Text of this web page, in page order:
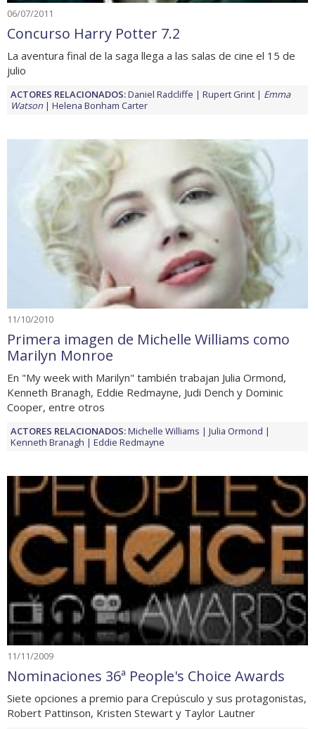
06/07/2011
Concurso Harry Potter 7.2
La aventura final de la saga llega a las salas de cine el 15 de
julio
ACTORES RELACIONADOS:Daniel Radcliffe Rupert Grint
Emma
Watson
Helena Bonham Carter
11/10/2010
Primera imagen de Michelle Williams como
Marilyn Monroe
En "My week with Marilyn" también trabajan Julia Ormond,
Kenneth Branagh, Eddie Redmayne, Judi Dench y Dominic
Cooper, entre otros
ACTORES RELACIONADOS:Michelle Williams
Julia Ormond
Kenneth Branagh
Eddie Redmayne
11/11/2009
Nominaciones 36ª People's Choice Awards
Siete opciones a premio para Crepúsculo y sus protagonistas,
Robert Pattinson, Kristen Stewart y Taylor Lautner